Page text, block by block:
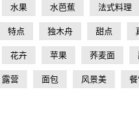
水果 水芭蕉 法式料理
特点 独木舟 甜点
花卉 苹果 荞麦面
露营 面包 风景美